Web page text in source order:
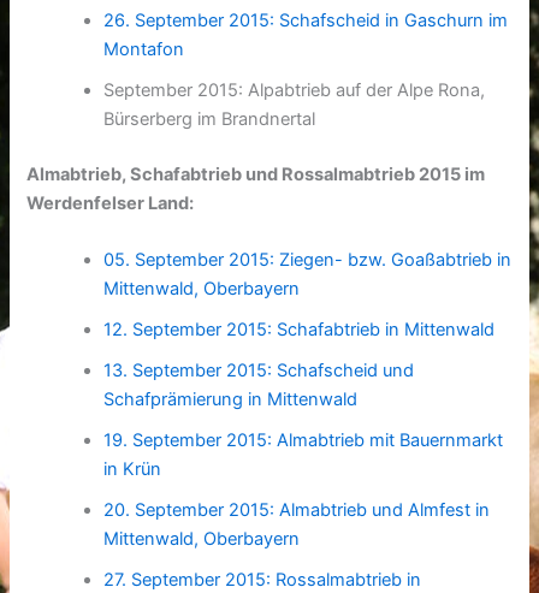
26. September 2015: Schafscheid in Gaschurn im
Montafon
September 2015: Alpabtrieb auf der Alpe Rona,
Bürserberg im Brandnertal
Almabtrieb, Schafabtrieb und Rossalmabtrieb 2015 im
Werdenfelser Land:
05. September 2015: Ziegen- bzw. Goaßabtrieb in
Mittenwald, Oberbayern
12. September 2015: Schafabtrieb in Mittenwald
13. September 2015: Schafscheid und
Schafprämierung in Mittenwald
19. September 2015: Almabtrieb mit Bauernmarkt
in Krün
20. September 2015: Almabtrieb und Almfest in
Mittenwald, Oberbayern
27. September 2015: Rossalmabtrieb in